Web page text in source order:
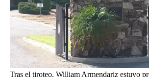
Tras el tiroteo, William Armendariz estuvo